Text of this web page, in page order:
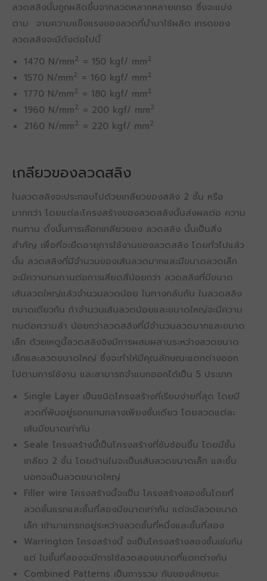
ลวดสลิงนั้นถูกผลิดขึ้นจากลวดหลากหลายเกรด ซึ่งจะแบ่ง
ตาม จามความแข็งแรงของลวดที่นำมาใช้ผลิต เกรดของ
ลวดสลิงจะมีดังต่อไปนี้
1470 N/mm2 = 150 kgf/ mm2
1570 N/mm2 = 160 kgf/ mm2
1770 N/mm2 = 180 kgf/ mm2
1960 N/mm2 = 200 kgf/ mm2
2160 N/mm2 = 220 kgf/ mm2
เกลียวของลวดสลิง
ในลวดสลิงจะประกอบไปด้วยเกลียวของสลิง 2 ชั้น หรือ
มากกว่า โดยแต่ละโครงสร้างของลวดสลิงนั้นส่งผลต่อ ความ
ทนทาน ดั้งนั้นการเลือกเกลียวของ ลวดสลิง นั้นเป็นสิ่ง
สำคัญ เพื่อที่จะยืดอายุการใช้งานของลวดสลิง โดยทั่วไปแล้ว
นั้น ลวดสลิงที่มีจำนวนของเส้นลวดมากและมีขนาดลวดเล็ก
จะมีความทนทานต่อการเสียดสีน้อยกว่า ลวดสลิงที่มีขนาด
เส้นลวดใหญ่แล้วจำนวนลวดน้อย ในทางกลับกัน ในลวดสลิง
ขนาดเดียวกัน ถ้าจำนวนเส้นลวดน้อยและขนาดใหญ่จะมีความ
ทนต่อความล้า น้อยกว่าลวดสลิงที่มีจำนวนลวดมากและขนาด
เล็ก ด้วยเหตูนี้ลวดสลิงจิงมีการผสมผสานระหว่างลวดขนาด
เล็กและลวดขนาดใหญ่ ซึ่งจะทำให้มีคุณลักษณะแตกต่างออก
ไปตามการใช้งาน และสามารถจำแนกออกได้เป็น 5 ประเภท
Single Layer เป็นชนิดโครงสร้างที่เรียบง่ายที่สุด โดยมี
ลวดที่พันอยู่รอกแกนกลางเพียงชั้นเดียว โดยลวดแต่ละ
เส้นมีขนาดเท่ากัน
Seale โครงสร้างนี้เป็นโครงสร้างที่ซับซ้อนขึ้น โดยมีชั้น
เกลียว 2 ชั้น โดยด้านในจะเป็นเส้นลวดขนาดเล็ก และชั้น
นอกจะเป็นลวดขนาดใหญ่
Filler wire โครงสร้างนี้จะเป็น โครงสร้างสองชั้นโดยที่
ลวดชั้นแรกและชั้นที่สองมีขนาดเท่ากัน แต่จะมีลวดขนาด
เล็ก เข้ามาแทรกอยู่ระหว่างลวดชั้นที่หนึ่งและชั้นที่สอง
Warrington โครงสร้างนี้ จะเป็นโครงสร้างสองชั้นเช่นกัน
แต่ ในชั้นที่สองจะมีการใช้ลวดสองขนาดที่แตกต่างกัน
Combined Patterns เป็นการรวม กันของลักษณะ